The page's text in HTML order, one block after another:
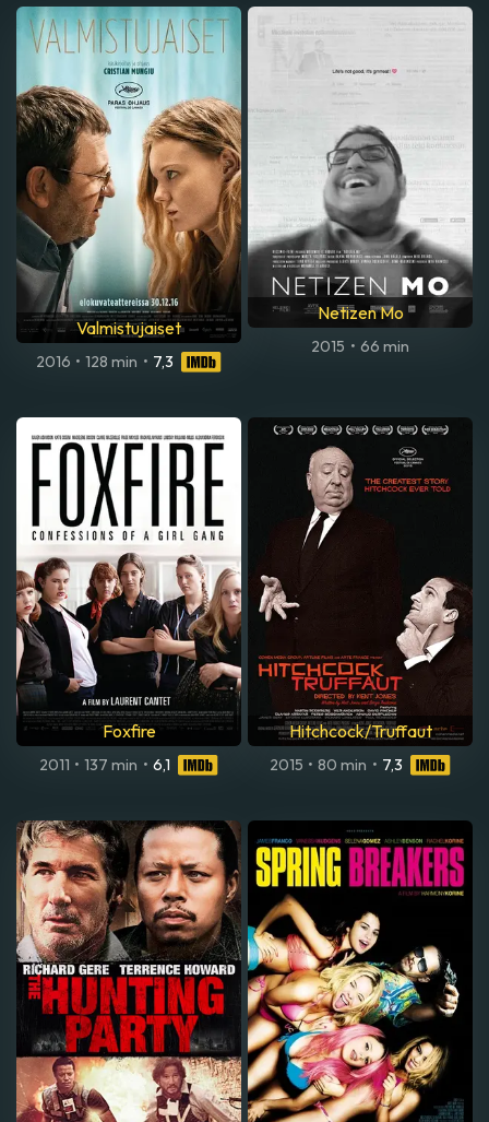
Valmistujaiset
2016 • 128 min • 7,3
Netizen Mo
2015 • 66 min
Foxfire
2011 • 137 min • 6,1
Hitchcock/Truffaut
2015 • 80 min • 7,3